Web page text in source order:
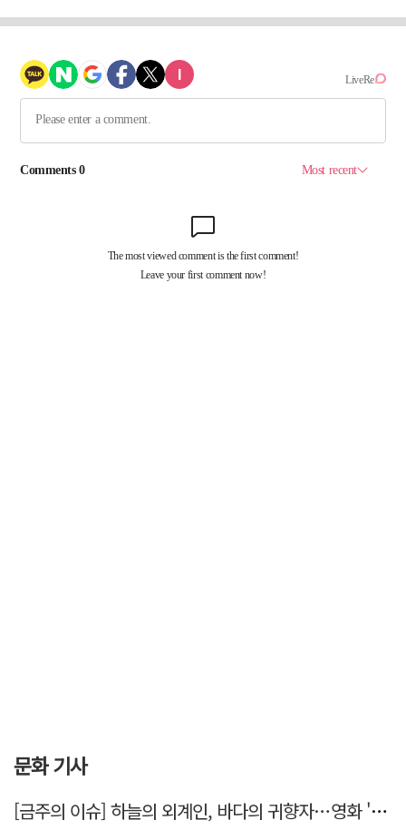
문화 기사
[금주의 이슈] 하늘의 외계인, 바다의 귀향자…영화 '호프'와 '오디세이'